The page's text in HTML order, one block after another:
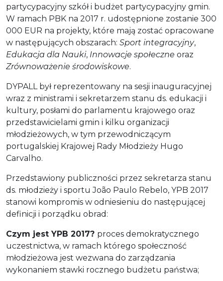
partycypacyjny szkół i budżet partycypacyjny gmin.
W ramach PBK na 2017 r. udostępnione zostanie 300
000 EUR na projekty, które mają zostać opracowane
w następujących obszarach: Sport integracyjny,
Edukacja dla Nauki, Innowacje społeczne oraz
Zrównoważenie środowiskowe.
DYPALL był reprezentowany na sesji inauguracyjnej
wraz z ministrami i sekretarzem stanu ds. edukacji i
kultury, posłami do parlamentu krajowego oraz
przedstawicielami gmin i kilku organizacji
młodzieżowych, w tym przewodniczącym
portugalskiej Krajowej Rady Młodzieży Hugo
Carvalho.
Przedstawiony publiczności przez sekretarza stanu
ds. młodzieży i sportu João Paulo Rebelo, YPB 2017
stanowi kompromis w odniesieniu do następującej
definicji i porządku obrad:
Czym jest YPB 2017? proces demokratycznego
uczestnictwa, w ramach którego społeczność
młodzieżowa jest wezwana do zarządzania
wykonaniem stawki rocznego budżetu państwa;